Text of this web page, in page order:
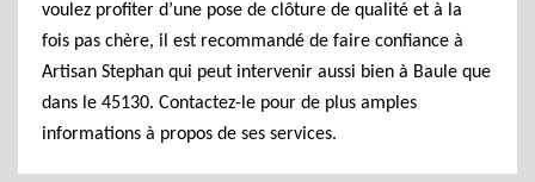
voulez profiter d’une pose de clôture de qualité et à la
fois pas chère, il est recommandé de faire confiance à
Artisan Stephan qui peut intervenir aussi bien à Baule que
dans le 45130. Contactez-le pour de plus amples
informations à propos de ses services.